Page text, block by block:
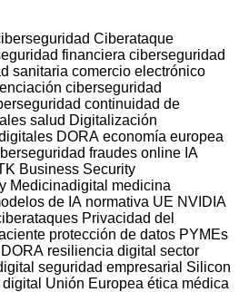
Ciberataque
financiera ciberseguridad
sanitaria comercio electrónico
ciberseguridad
continuidad de
salud Digitalización
DORA economía europea
fraudes online IA
Business Security
Medicinadigital medicina
de IA normativa UE NVIDIA
Privacidad del
protección de datos PYMEs
resiliencia digital sector
seguridad empresarial Silicon
Unión Europea ética médica